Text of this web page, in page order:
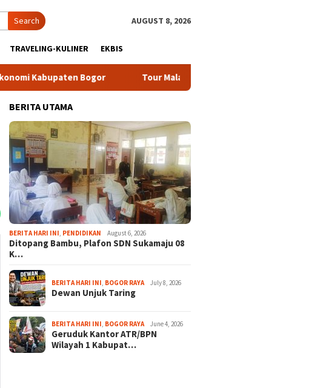
Search AUGUST 8, 2026
TRAVELING-KULINER EKBIS
Tour Malasari Halimun Salak Kian Diminati, Ratusan Rider
BERITA UTAMA
BERITA HARI INI PENDIDIKAN August 6, 2026
Ditopang Bambu, Plafon SDN Sukamaju 08
K…
BERITA HARI INI BOGOR RAYA July 8, 2026
Dewan Unjuk Taring
BERITA HARI INI BOGOR RAYA June 4, 2026
Geruduk Kantor ATR/BPN
Wilayah 1 Kabupat…